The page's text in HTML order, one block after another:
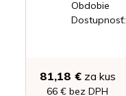
Obdobie
Dostupnosť:
81,18 €za kus
66 € bez DPH